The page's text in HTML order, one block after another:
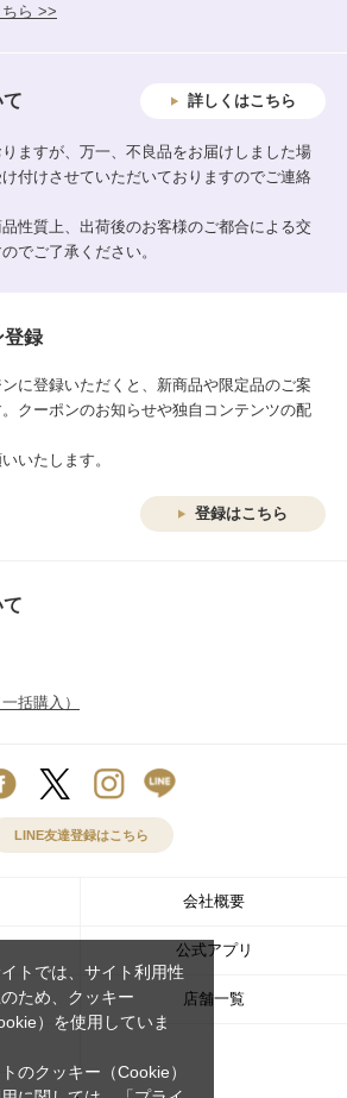
ら >>
詳しくはこちら
ますが、万一、不良品をお届けしました場
付けさせていただいておりますのでご連絡
性質上、出荷後のお客様のご都合による交
でご了承ください。
登録
に登録いただくと、新商品や限定品のご案
クーポンのお知らせや独自コンテンツの配
いたします。
登録はこちら
括購入）
LINE友達登録はこちら
会社概要
公式アプリ
店舗一覧
トでは、サイト利用性
ため、クッキー
）を使用していま
のクッキー（Cookie）